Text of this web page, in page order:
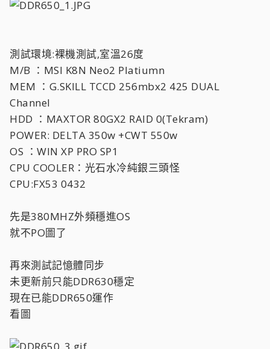
測試環境:裸機測試,室溫26度
M/B ：MSI K8N Neo2 Platiumn
MEM ：G.SKILL TCCD 256mbx2 425 DUAL
Channel
HDD ：MAXTOR 80GX2 RAID 0(Tekram)
POWER: DELTA 350w +CWT 550w
OS ：WIN XP PRO SP1
CPU COOLER：光石水冷純銀三頭怪
CPU:FX53 0432
先是380MHZ外頻穩進OS
就不PO圖了
再來測試記憶體同步
未更新前只能DDR630穩定
現在已能DDR650運作
看圖